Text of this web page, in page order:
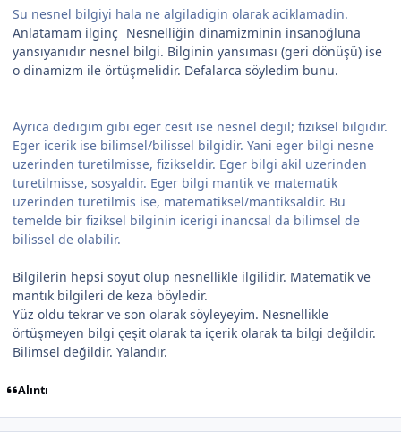
Su nesnel bilgiyi hala ne algiladigin olarak aciklamadin.
Anlatamam ilginç Nesnelliğin dinamizminin insanoğluna
yansıyanıdır nesnel bilgi. Bilginin yansıması (geri dönüşü) ise
o dinamizm ile örtüşmelidir. Defalarca söyledim bunu.
Ayrica dedigim gibi eger cesit ise nesnel degil; fiziksel bilgidir.
Eger icerik ise bilimsel/bilissel bilgidir. Yani eger bilgi nesne
uzerinden turetilmisse, fizikseldir. Eger bilgi akil uzerinden
turetilmisse, sosyaldir. Eger bilgi mantik ve matematik
uzerinden turetilmis ise, matematiksel/mantiksaldir. Bu
temelde bir fiziksel bilginin icerigi inancsal da bilimsel de
bilissel de olabilir.
Bilgilerin hepsi soyut olup nesnellikle ilgilidir. Matematik ve
mantık bilgileri de keza böyledir.
Yüz oldu tekrar ve son olarak söyleyeyim. Nesnellikle
örtüşmeyen bilgi çeşit olarak ta içerik olarak ta bilgi değildir.
Bilimsel değildir. Yalandır.
Alıntı